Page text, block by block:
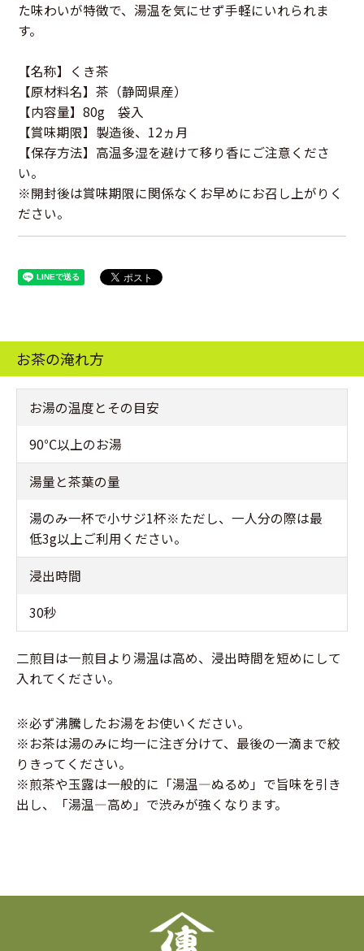
た味わいが特徴で、湯温を気にせず手軽にいれられま
す。
【名称】くき茶
【原材料名】茶（静岡県産）
【内容量】80g 袋入
【賞味期限】製造後、12ヵ月
【保存方法】高温多湿を避けて移り香にご注意くださ
い。
※開封後は賞味期限に関係なくお早めにお召し上がりく
ださい。
お茶の淹れ方
お湯の温度とその目安
90℃以上のお湯
湯量と茶葉の量
湯のみ一杯で小サジ1杯※ただし、一人分の際は最
低3g以上ご利用ください。
浸出時間
30秒
二煎目は一煎目より湯温は高め、浸出時間を短めにして
入れてください。
※必ず沸騰したお湯をお使いください。
※お茶は湯のみに均一に注ぎ分けて、最後の一滴まで絞
りきってください。
※煎茶や玉露は一般的に「湯温―ぬるめ」で旨味を引き
出し、「湯温―高め」で渋みが強くなります。